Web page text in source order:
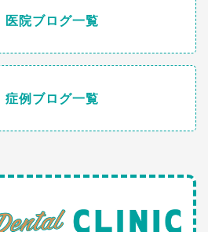
医院ブログ一覧
症例ブログ一覧